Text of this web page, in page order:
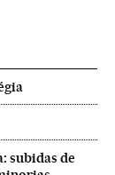
subidas de